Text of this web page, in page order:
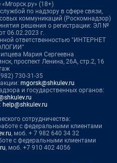
(18+)
по надзору в сфере связи,
коммуникаций (Роскомнадзор)
решения о регистрации: ЭЛ №
06.02.2023 г.
ответственностью "ИНТЕРНЕТ
Мария Сергеевна
проспект Ленина, 26А, стр.2, 16
730-31-35
mgorsk@shkulev.ru
и государственных органов:
help@shkulev.ru
сотрудничества:
с федеральными клиентами
, моб. + 7 982 640 34 32
с федеральными клиентами
, моб. +7 910 402 4056